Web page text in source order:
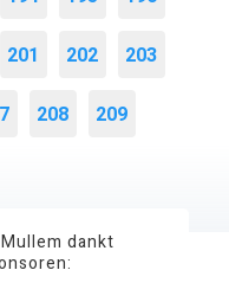
201 202 203
208 209
dankt